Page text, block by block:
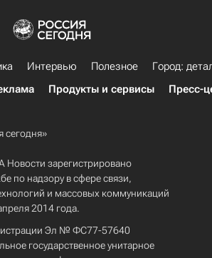
Интервью Полезное
Город:
Продукты и сервисы Пресс-
Новости зарегистрировано
по надзору в сфере связи,
и массовых коммуникаций
2014 года.
Эл № ФС77-57640
государственное унитарное